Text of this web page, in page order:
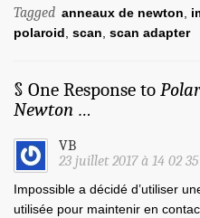
Tagged anneaux de newton
polaroid scan scan adapter
§ One Response to
Newton …
VB
23 juillet 2017 à 14 02 35
Impossible a décidé d’utiliser
utilisée pour maintenir en